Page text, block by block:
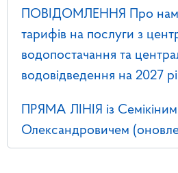
ПОВІДОМЛЕННЯ Про
тарифів на послуги з
водопостачання та
водовідведення на 2027
ПРЯМА ЛІНІЯ із
Олександровичем